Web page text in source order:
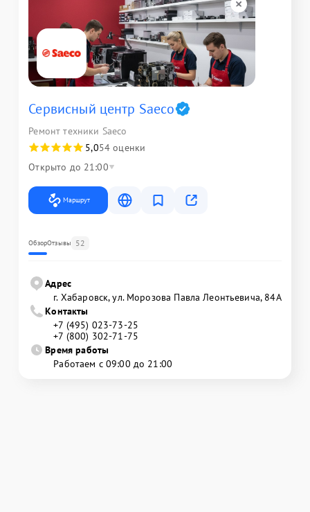
Сервисный центр Saeco
Ремонт техники Saeco
5,054 оценки
Открыто до 21:00
Маршрут
ОбзорОтзывы 52
Адрес
г. Хабаровск, ул. Морозова Павла Леонтьевича, 84А
Контакты
+7 (495) 023-73-25
+7 (800) 302-71-75
Время работы
Работаем с 09:00 до 21:00